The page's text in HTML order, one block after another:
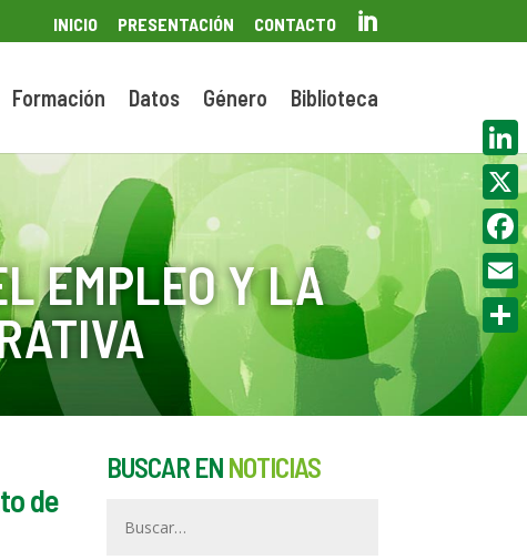
INICIO PRESENTACIÓN CONTACTO 
Formación Datos Género Biblioteca
EMPLEO Y LA
de
BUSCAR EN NOTICIAS
X
Email